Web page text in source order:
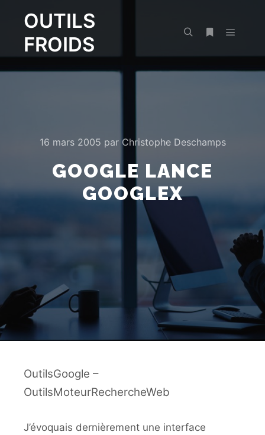
OUTILS
FROIDS
16 mars 2005 par Christophe Deschamps
GOOGLE LANCE
GOOGLEX
OutilsGoogle –
OutilsMoteurRechercheWeb
J’évoquais dernièrement une interface